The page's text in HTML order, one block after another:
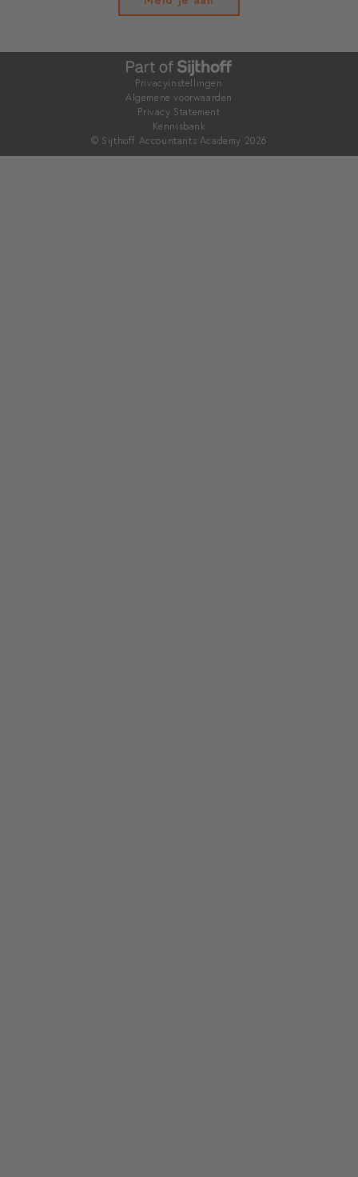
Privacyinstellingen
Algemene voorwaarden
Privacy Statement
Kennisbank
© Sijthoff Accountants Academy 2026